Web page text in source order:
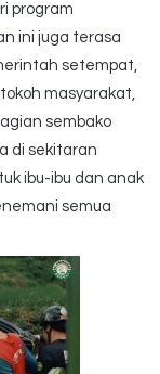
program
ini juga terasa
setempat,
tokoh masyarakat,
sembako
di sekitaran
ibu-ibu dan anak
semua